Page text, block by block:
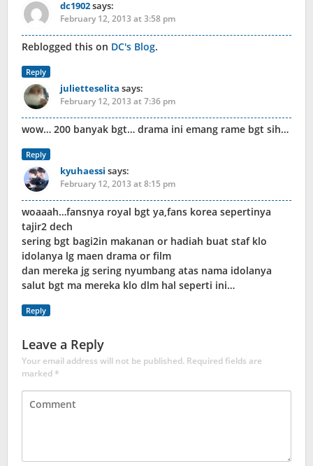
dc1902says:
February 12, 2013 at 3:58 pm
Reblogged this on DC's Blog.
Reply
julietteselita says:
February 12, 2013 at 7:36 pm
wow… 200 banyak bgt… drama ini emang rame bgt sih…
Reply
kyuhaessi says:
February 12, 2013 at 8:15 pm
woaaah…fansnya royal bgt ya,fans korea sepertinya
tajir2 dech
sering bgt bagi2in makanan or hadiah buat staf klo
idolanya lg maen drama or film
dan mereka jg sering nyumbang atas nama idolanya
salut bgt ma mereka klo dlm hal seperti ini…
Reply
Leave a Reply
Your email address will not be published. Required fields are
marked*